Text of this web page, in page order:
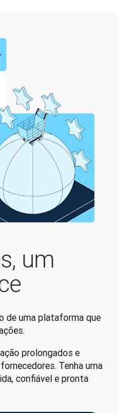
um
de uma plataforma que
prolongados e
Tenha uma
confiável e pronta